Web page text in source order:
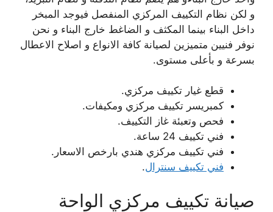
و لكن نظام التكييف المركزي المنفصل فيوجد المبخر
داخل البناء بينما المكثف و الضاغط خارج البناء و نحن
نوفر فنيين متميزين لصيانة كافة الانواع و اصلاح الاعطال
بسرعة و بأعلى مستوى.
قطع غيار تكييف مركزي.
كمبريسر تكييف مركزي ومكيفات.
فحص وتعبئة غاز التكييف.
فني تكييف 24 ساعة.
فني تكييف مركزي هندي بارخص الاسعار.
فني تكييف سنترال.
صيانة تكييف مركزي الواحة